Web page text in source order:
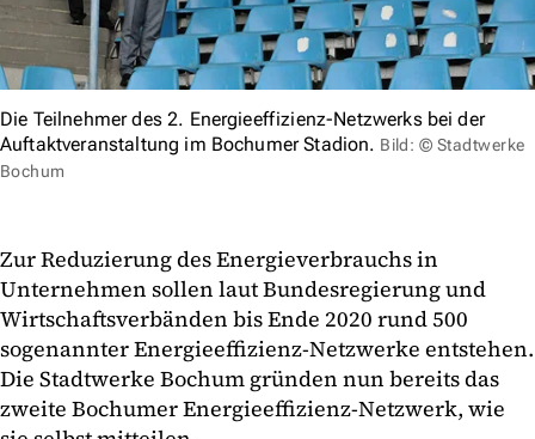
Die Teilnehmer des 2. Energieeffizienz-Netzwerks bei der
Auftaktveranstaltung im Bochumer Stadion. Bild: © Stadtwerke
Bochum
Zur Reduzierung des Energieverbrauchs in
Unternehmen sollen laut Bundesregierung und
Wirtschaftsverbänden bis Ende 2020 rund 500
sogenannter Energieeffizienz-Netzwerke entstehen.
Die Stadtwerke Bochum gründen nun bereits das
zweite Bochumer Energieeffizienz-Netzwerk, wie